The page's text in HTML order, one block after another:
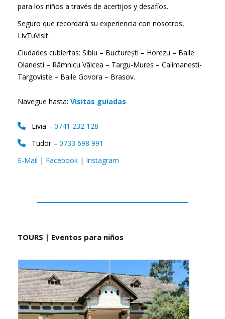
para los niños a través de acertijos y desafíos.
Seguro que recordará su experiencia con nosotros,
LivTuVisit.
Ciudades cubiertas: Sibiu – Bucturești – Horezu – Baile
Olanesti – Râmnicu Vâlcea – Targu-Mures – Calimanesti-
Targoviste – Baile Govora – Brasov.
Navegue hasta: Visitas guiadas
Livia – 0741 232 128
Tudor – 0733 698 991
E-Mail | Facebook| Instagram
TOURS | Eventos para niños